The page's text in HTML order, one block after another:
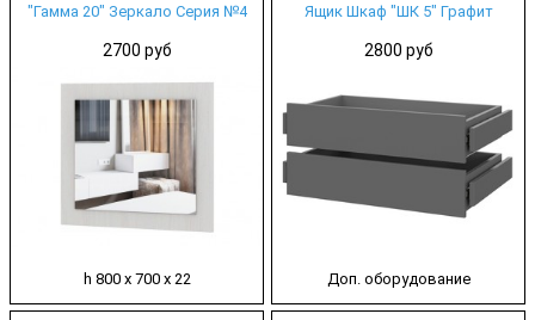
"Гамма 20" Зеркало Серия №4
2700 руб
h 800 х 700 х 22
Ящик Шкаф "ШК 5" Графит
2800 руб
Доп. оборудование